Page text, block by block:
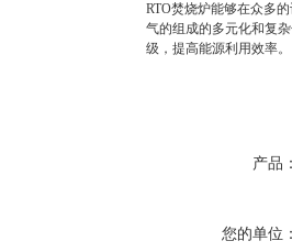
RTO焚烧炉能够在众多
气的组成的多元化和复
级，提高能源利用效率。
产品
您的单位